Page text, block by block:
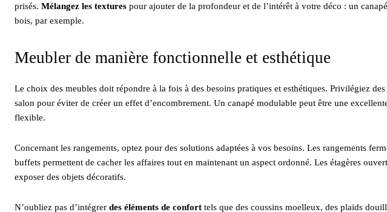
prisés. Mélangez les textures pour ajouter de la profondeur et de l’intérêt à votre déco : un
bois, par exemple.
Meubler de manière fonctionnelle et esthétique
Le choix des meubles doit répondre à la fois à des besoins pratiques et esthétiques. Privilégiez
salon pour éviter de créer un effet d’encombrement. Un canapé modulable peut être une
flexible.
Concernant les rangements, optez pour des solutions adaptées à vos besoins. Les rangements
buffets permettent de cacher les affaires tout en maintenant un aspect ordonné. Les étagères
exposer des objets décoratifs.
N’oubliez pas d’intégrer des éléments de confort tels que des coussins moelleux, des plaids